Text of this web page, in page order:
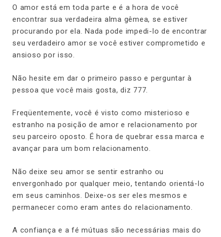
O amor está em toda parte e é a hora de você
encontrar sua verdadeira alma gêmea, se estiver
procurando por ela. Nada pode impedi-lo de encontrar
seu verdadeiro amor se você estiver comprometido e
ansioso por isso.
Não hesite em dar o primeiro passo e perguntar à
pessoa que você mais gosta, diz 777.
Freqüentemente, você é visto como misterioso e
estranho na posição de amor e relacionamento por
seu parceiro oposto. É hora de quebrar essa marca e
avançar para um bom relacionamento.
Não deixe seu amor se sentir estranho ou
envergonhado por qualquer meio, tentando orientá-lo
em seus caminhos. Deixe-os ser eles mesmos e
permanecer como eram antes do relacionamento.
A confiança e a fé mútuas são necessárias mais do